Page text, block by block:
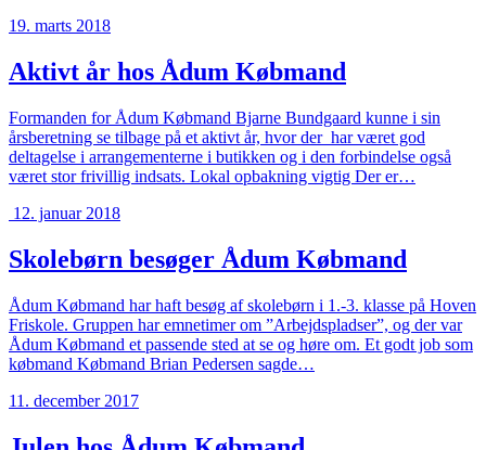
19. marts 2018
Aktivt år hos Ådum Købmand
Formanden for Ådum Købmand Bjarne Bundgaard kunne i sin
årsberetning se tilbage på et aktivt år, hvor der har været god
deltagelse i arrangementerne i butikken og i den forbindelse også
været stor frivillig indsats. Lokal opbakning vigtig Der er…
12. januar 2018
Skolebørn besøger Ådum Købmand
Ådum Købmand har haft besøg af skolebørn i 1.-3. klasse på Hoven
Friskole. Gruppen har emnetimer om ”Arbejdspladser”, og der var
Ådum Købmand et passende sted at se og høre om. Et godt job som
købmand Købmand Brian Pedersen sagde…
11. december 2017